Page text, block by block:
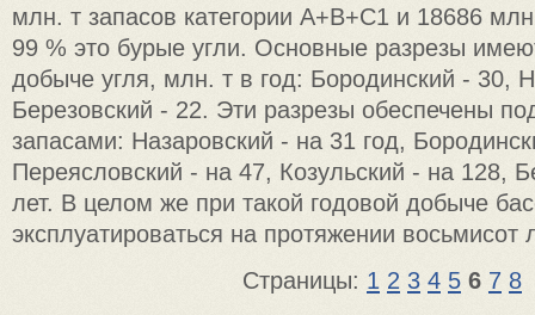
млн. т запасов категории А+В+С1 и 18686
99 % это бурые угли. Основные разрезы
добыче угля, млн. т в год: Бородинский - 30,
Березовский - 22. Эти разрезы обеспечены
запасами: Назаровский - на 31 год,
Переясловский - на 47, Козульский - на 128,
лет. В целом же при такой годовой добыче
эксплуатироваться на протяжении восьмисот
Страницы: 1 2 3 4 5 6 7 8